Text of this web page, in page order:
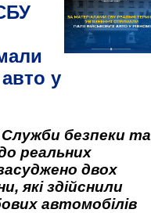
у
безпеки та
до реальних
двох
які здійснили
автомобілів